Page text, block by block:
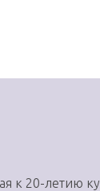
к 20-летию